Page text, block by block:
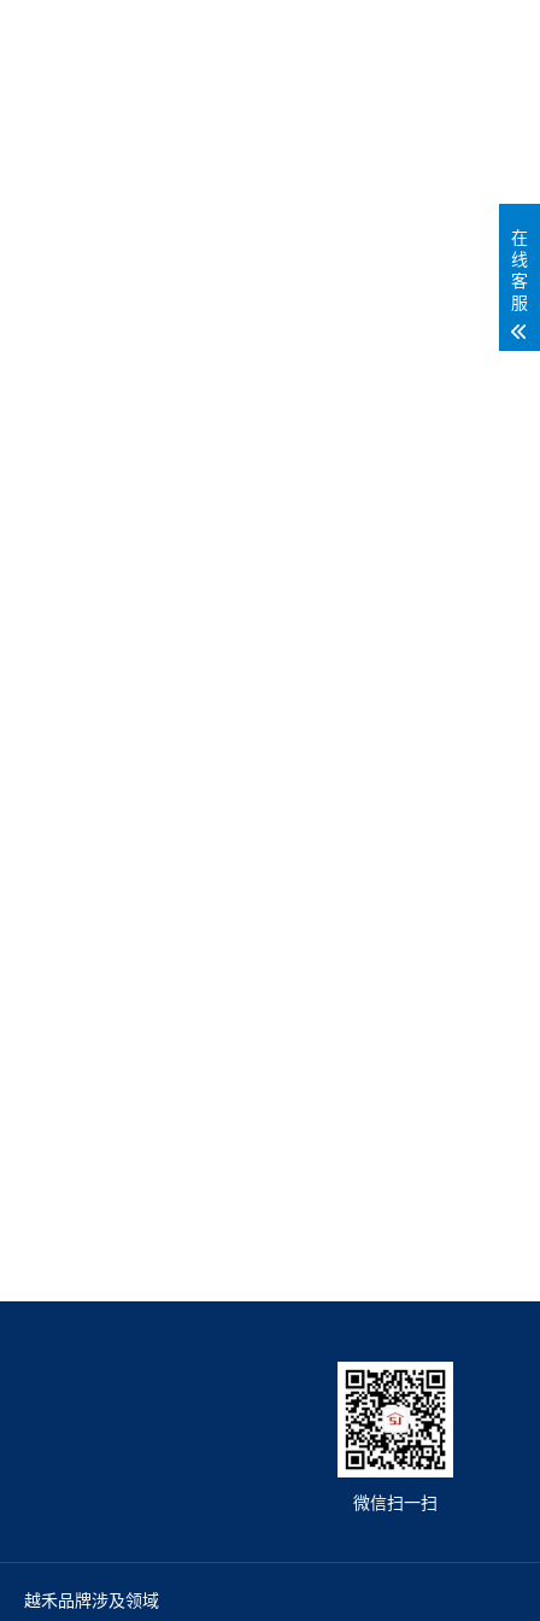
微信扫一扫
越禾品牌涉及领域
在
线
客
服